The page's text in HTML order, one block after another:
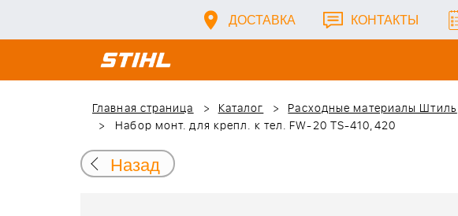
ДОСТАВКА КОНТАКТЫ
Главная страница
Каталог Расходные материалы Штиль
Набор монт. для крепл. к тел. FW-20 TS-410,420
Назад